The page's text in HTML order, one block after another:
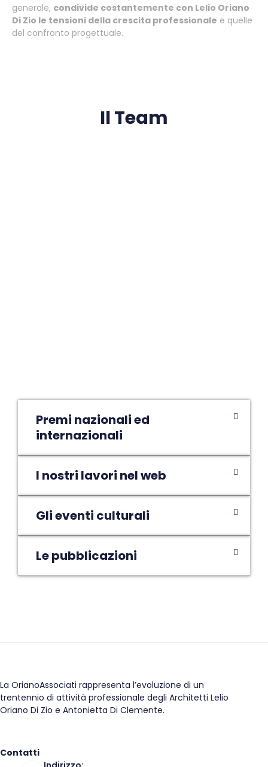
generale, condivide costantemente con Lelio Oriano
Di Zio le tensioni della crescita professionale e quelle
del confronto progettuale.
Il Team
Premi nazionali ed
internazionali
I nostri lavori nel web
Gli eventi culturali
Le pubblicazioni
La OrianoAssociati rappresenta l’evoluzione di un
trentennio di attività professionale degli Architetti Lelio
Oriano Di Zio e Antonietta Di Clemente.
Contatti